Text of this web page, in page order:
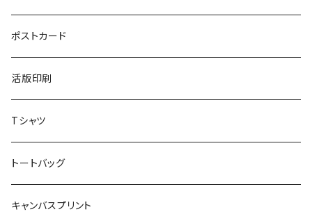
ポストカード
活版印刷
Tシャツ
トートバッグ
キャンバスプリント